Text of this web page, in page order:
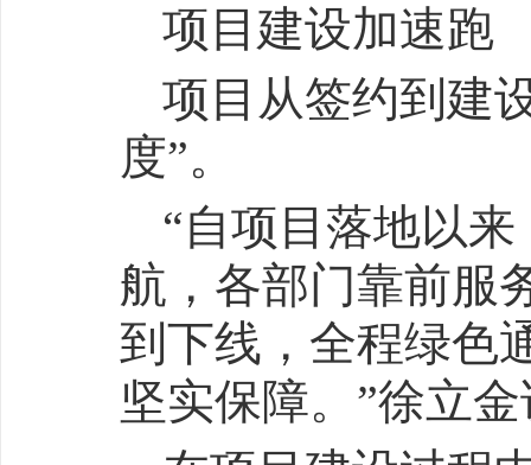
项目建设加速跑
项目从签约到建
度”。
“自项目落地以
航，各部门靠前服
到下线，全程绿色
坚实保障。”徐立